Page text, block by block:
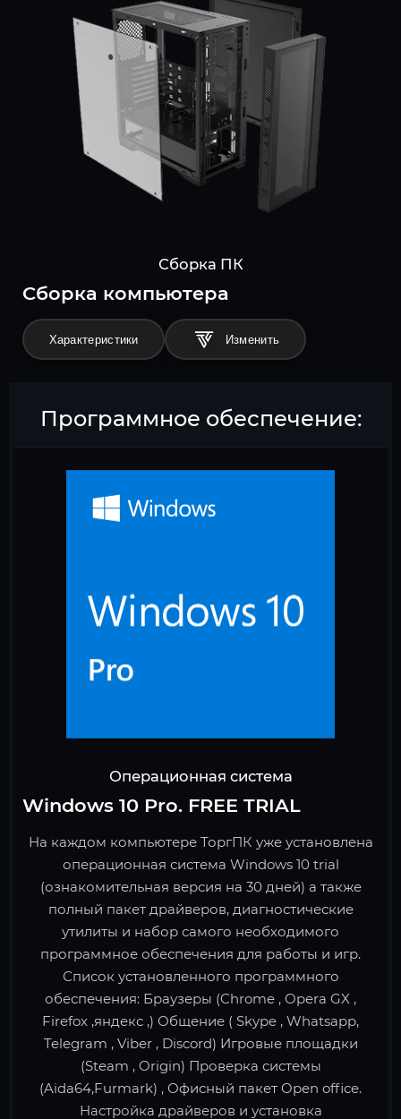
Сборка ПК
Cборка компьютера
Характеристики
Программное обеспечение:
Операционная система
Windows 10 Pro. FREE TRIAL
На каждом компьютере ТоргПК уже установлена
операционная система Windows 10 trial
(ознакомительная версия на 30 дней) а также
полный пакет драйверов, диагностические
утилиты и набор самого необходимого
программное обеспечения для работы и игр.
Список установленного программного
обеспечения: Браузеры (Chrome , Opera GX ,
Firefox ,яндекс ,) Общение ( Skype , Whatsapp,
Telegram , Viber , Discord) Игровые площадки
(Steam , Origin) Проверка системы
(Aida64,Furmark) , Офисный пакет Open office.
Настройка драйверов и установка